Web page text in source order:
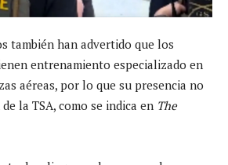
también han advertido que los
entrenamiento especializado en
aéreas, por lo que su presencia no
la TSA, como se indica en The